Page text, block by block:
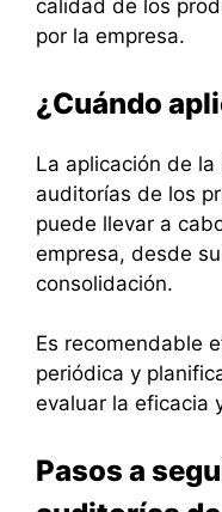
calidad de los
por la empresa.
¿Cuándo
La aplicación de
auditorías de los
puede llevar a
empresa, desde
consolidación.
Es recomendable
periódica y
evaluar la eficacia
Pasos a